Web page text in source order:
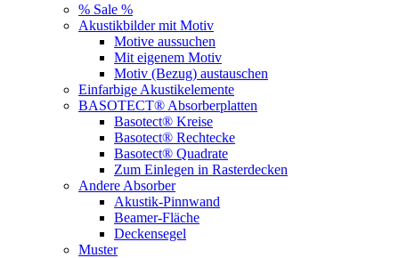
% Sale %
Akustikbilder mit Motiv
Motive aussuchen
Mit eigenem Motiv
Motiv (Bezug) austauschen
Einfarbige Akustikelemente
BASOTECT® Absorberplatten
Basotect® Kreise
Basotect® Rechtecke
Basotect® Quadrate
Zum Einlegen in Rasterdecken
Andere Absorber
Akustik-Pinnwand
Beamer-Fläche
Deckensegel
Muster